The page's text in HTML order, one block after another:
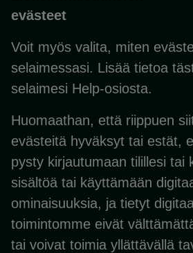
Voit myös valita, miten
selaimessasi. Lisää tietoa
selaimesi Help-osiosta.
Huomaathan, että riippuen
evästeitä hyväksyt tai estät,
pysty kirjautumaan tilillesi tai
sisältöä tai käyttämään
ominaisuuksia, ja tietyt
toimintomme eivät
tai voivat toimia yllättävällä